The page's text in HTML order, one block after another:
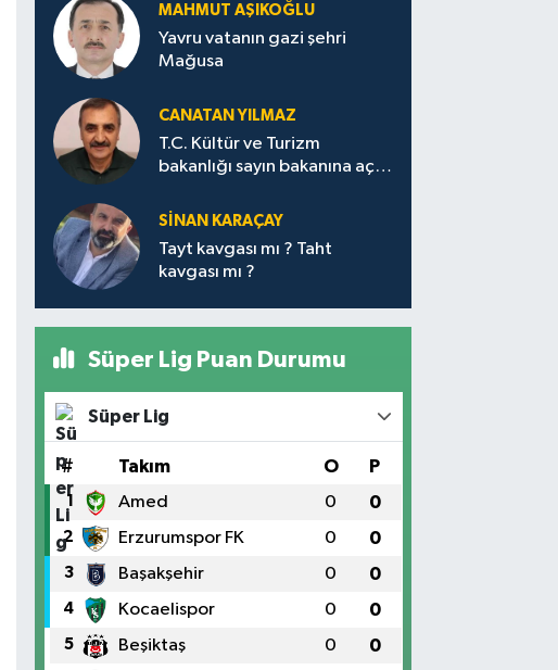
MAHMUT AŞIKOĞLU
Yavru vatanın gazi şehri
Mağusa
CANATAN YILMAZ
T.C. Kültür ve Turizm
bakanlığı sayın bakanına açık
SİNAN KARAÇAY
Tayt kavgası mı ? Taht
kavgası mı ?
Süper Lig Puan Durumu
Süper Lig
# Takım O P
1 Amed 0 0
2 Erzurumspor FK 0 0
3 Başakşehir 0 0
4 Kocaelispor 0 0
5 Beşiktaş 0 0